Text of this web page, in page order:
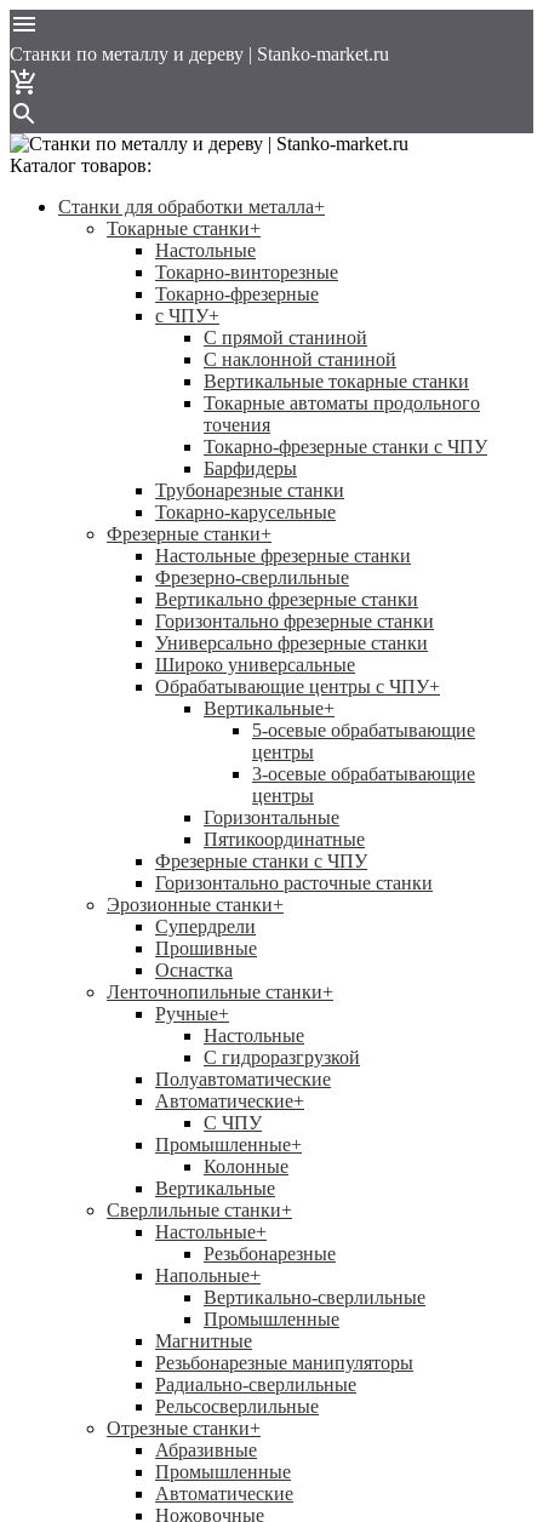
Cтанки по металлу и дереву | Stanko-market.ru
Каталог товаров:
Станки для обработки металла+
Токарные станки+
Настольные
Токарно-винторезные
Токарно-фрезерные
с ЧПУ+
С прямой станиной
C наклонной станиной
Вертикальные токарные станки
Токарные автоматы продольного
точения
Токарно-фрезерные станки с ЧПУ
Барфидеры
Трубонарезные станки
Токарно-карусельные
Фрезерные станки+
Настольные фрезерные станки
Фрезерно-сверлильные
Вертикально фрезерные станки
Горизонтально фрезерные станки
Универсально фрезерные станки
Широко универсальные
Обрабатывающие центры с ЧПУ+
Вертикальные+
5-осевые обрабатывающие
центры
3-осевые обрабатывающие
центры
Горизонтальные
Пятикоординатные
Фрезерные станки с ЧПУ
Горизонтально расточные станки
Эрозионные станки+
Супердрели
Прошивные
Оснастка
Ленточнопильные станки+
Ручные+
Настольные
С гидроразгрузкой
Полуавтоматические
Автоматические+
С ЧПУ
Промышленные+
Колонные
Вертикальные
Сверлильные станки+
Настольные+
Резьбонарезные
Напольные+
Вертикально-сверлильные
Промышленные
Магнитные
Резьбонарезные манипуляторы
Радиально-сверлильные
Рельсосверлильные
Отрезные станки+
Абразивные
Промышленные
Автоматические
Ножовочные